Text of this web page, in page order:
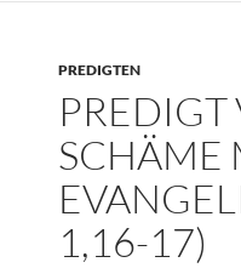
PREDIGTEN
SCHÄME
1,16-17)